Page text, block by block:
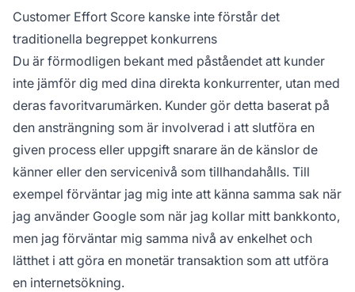
Customer Effort Score kanske inte förstår det
traditionella begreppet konkurrens
Du är förmodligen bekant med påståendet att kunder
inte jämför dig med dina direkta konkurrenter, utan med
deras favoritvarumärken. Kunder gör detta baserat på
den ansträngning som är involverad i att slutföra en
given process eller uppgift snarare än de känslor de
känner eller den servicenivå som tillhandahålls. Till
exempel förväntar jag mig inte att känna samma sak när
jag använder Google som när jag kollar mitt bankkonto,
men jag förväntar mig samma nivå av enkelhet och
lätthet i att göra en monetär transaktion som att utföra
en internetsökning.